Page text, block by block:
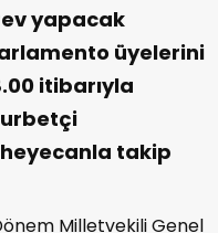
yapacak
üyelerini
itibarıyla
takip
Milletvekili Genel